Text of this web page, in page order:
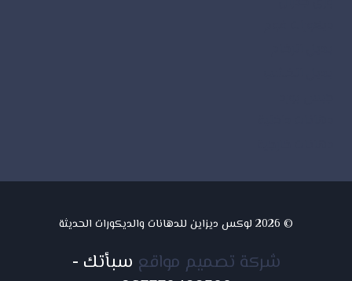
© 2026 لوكس ديزاين للدهانات والديكورات الحديثة
شركة تصميم مواقع سبأتك -